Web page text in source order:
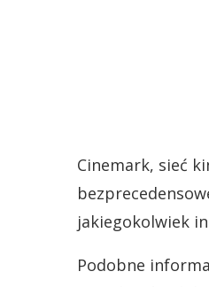
Cinemark, sieć
jakiegokolwiek
Podobne